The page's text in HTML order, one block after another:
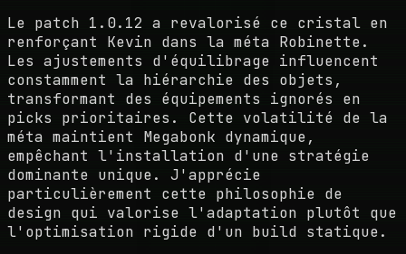
Le patch 1.0.12 a revalorisé ce cristal en
renforçant Kevin dans la méta Robinette.
Les ajustements d'équilibrage influencent
constamment la hiérarchie des objets,
transformant des équipements ignorés en
picks prioritaires. Cette volatilité de la
méta maintient Megabonk dynamique,
empêchant l'installation d'une stratégie
dominante unique. J'apprécie
particulièrement cette philosophie de
design qui valorise l'adaptation plutôt que
l'optimisation rigide d'un build statique.